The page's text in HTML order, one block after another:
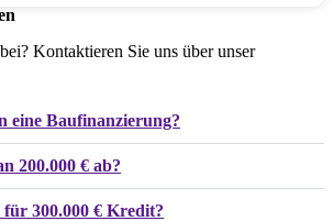
Kontaktieren Sie uns über unser
eine Baufinanzierung?
200.000 € ab?
300.000 € Kredit?